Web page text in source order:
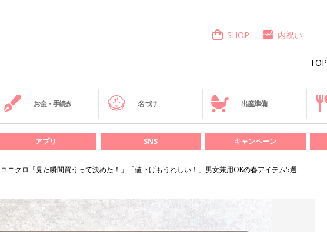
TOP
SHOP 内祝い
お金・手続き 名づけ 出産準備
アプリ SNS キャンペーン
ユニクロ「見た瞬間買うって決めた！」「値下げもうれしい！」男女兼用OKの春アイテム5選